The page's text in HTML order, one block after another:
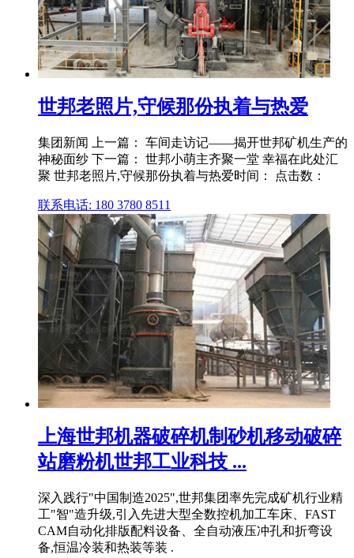
世邦老照片,守候那份执着与热爱
集团新闻 上一篇： 车间走访记——揭开世邦矿机生产的
神秘面纱 下一篇： 世邦小萌主齐聚一堂 幸福在此处汇
聚 世邦老照片,守候那份执着与热爱时间： 点击数：
联系电话: 180 3780 8511
上海世邦机器破碎机制砂机移动破碎
站磨粉机世邦工业科技 ...
深入践行"中国制造2025",世邦集团率先完成矿机行业精
工"智"造升级,引入先进大型全数控机加工车床、FAST
CAM自动化排版配料设备、全自动液压冲孔和折弯设
备,恒温冷装和热装等装 .